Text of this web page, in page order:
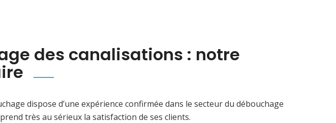
des canalisations : notre
dispose d’une expérience confirmée dans le secteur du débouchage
très au sérieux la satisfaction de ses clients.